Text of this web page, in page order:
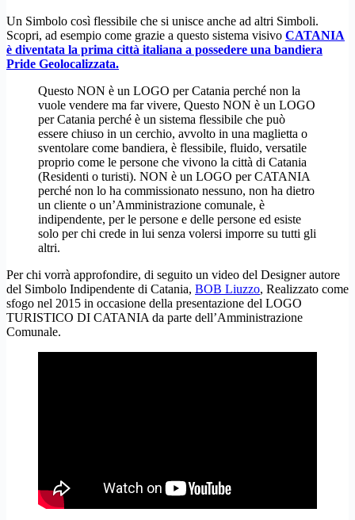
Un Simbolo così flessibile che si unisce anche ad altri Simboli.
Scopri, ad esempio come grazie a questo sistema visivo CATANIA
è diventata la prima città italiana a possedere una bandiera
Pride Geolocalizzata.
Questo NON è un LOGO per Catania perché non la
vuole vendere ma far vivere, Questo NON è un LOGO
per Catania perché è un sistema flessibile che può
essere chiuso in un cerchio, avvolto in una maglietta o
sventolare come bandiera, è flessibile, fluido, versatile
proprio come le persone che vivono la città di Catania
(Residenti o turisti). NON è un LOGO per CATANIA
perché non lo ha commissionato nessuno, non ha dietro
un cliente o un’Amministrazione comunale, è
indipendente, per le persone e delle persone ed esiste
solo per chi crede in lui senza volersi imporre su tutti gli
altri.
Per chi vorrà approfondire, di seguito un video del Designer autore
del Simbolo Indipendente di Catania, BOB Liuzzo, Realizzato come
sfogo nel 2015 in occasione della presentazione del LOGO
TURISTICO DI CATANIA da parte dell’Amministrazione
Comunale.